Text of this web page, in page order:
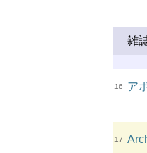
雑
16 ア
17